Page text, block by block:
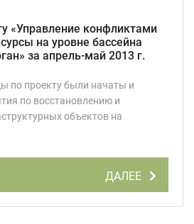
«Управление конфликтами
на уровне бассейна
за апрель-май 2013 г.
по проекту были начаты и
по восстановлению и
объектов на
ДАЛЕЕ